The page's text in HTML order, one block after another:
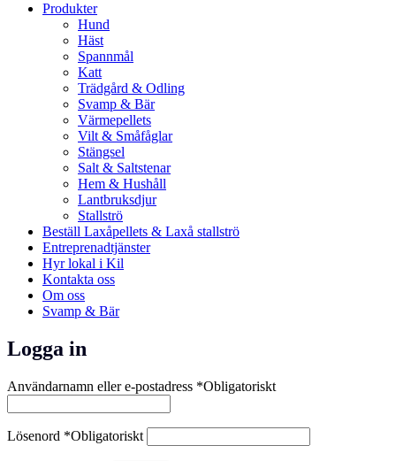
Produkter
Hund
Häst
Spannmål
Katt
Trädgård & Odling
Svamp & Bär
Värmepellets
Vilt & Småfåglar
Stängsel
Salt & Saltstenar
Hem & Hushåll
Lantbruksdjur
Stallströ
Beställ Laxåpellets & Laxå stallströ
Entreprenadtjänster
Hyr lokal i Kil
Kontakta oss
Om oss
Svamp & Bär
Logga in
Användarnamn eller e-postadress *Obligatoriskt
Lösenord *Obligatoriskt